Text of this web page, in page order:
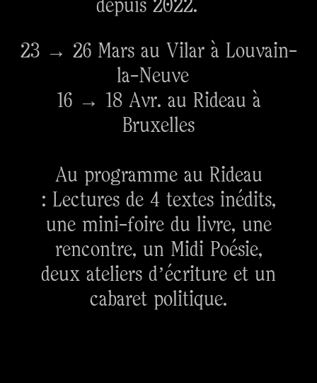
depuis 2022.
23 → 26 Mars au Vilar à Louvain-
la-Neuve
16 → 18 Avr. au Rideau à
Bruxelles
Au programme au Rideau
: Lectures de 4 textes inédits,
une mini-foire du livre, une
rencontre, un Midi Poésie,
deux ateliers d’écriture et un
cabaret politique.